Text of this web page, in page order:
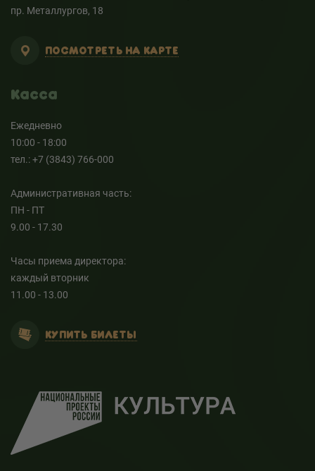
пр. Металлургов, 18
ПОСМОТРЕТЬ НА КАРТЕ
Касса
Ежедневно
10:00 - 18:00
тел.: +7 (3843) 766-000
Административная часть:
ПН - ПТ
9.00 - 17.30
Часы приема директора:
каждый вторник
11.00 - 13.00
КУПИТЬ БИЛЕТЫ